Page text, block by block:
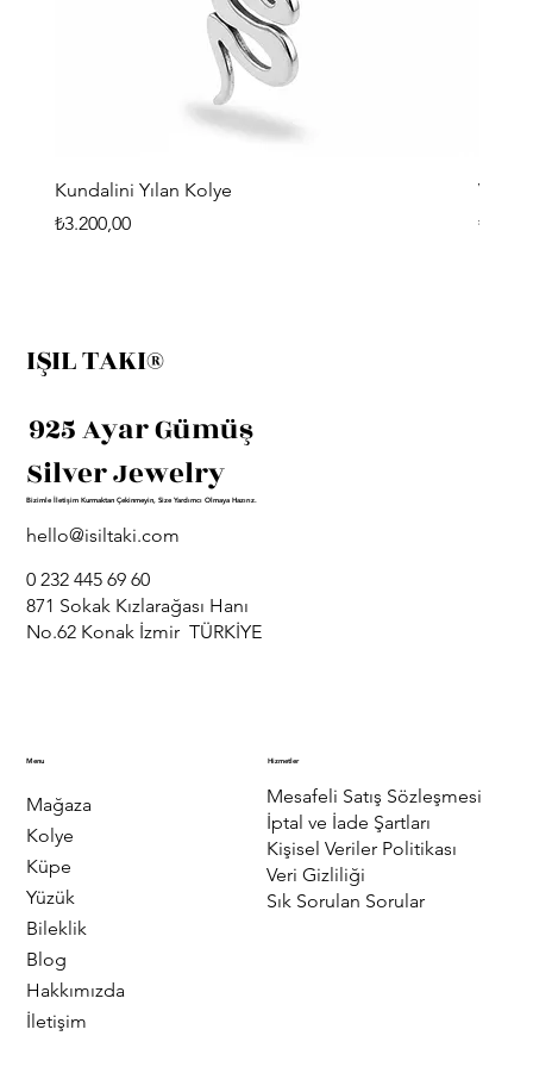
Kundalini Yılan Kolye
Fiyat
₺3.200,00
Fiyat
IŞIL TAKI®
925 Ayar Gümüş
Silver Jewelry
Bizimle İletişim Kurmaktan Çekinmeyin, Size Yardımcı Olmaya Hazırız.
hello@isiltaki.com
0 232 445 69 60
871 Sokak Kızlarağası Hanı
No.62 Konak İzmir TÜRKİYE
Menu
Mağaza
Kolye
Küpe
Yüzük
Bileklik
Blog
Hakkımızda
İletişim
Hizmetler
Mesafeli Satış Sözleşmesi
İptal ve İade Şartları
Kişisel Veriler Politikası
Veri Gizliliği
Sık Sorulan Sorular